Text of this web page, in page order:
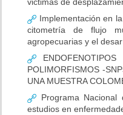
Implementación en
citometría de flujo
agropecuarias y el
POLIMORFISMOS -
UNA MUESTRA
Programa Nacional
estudios en